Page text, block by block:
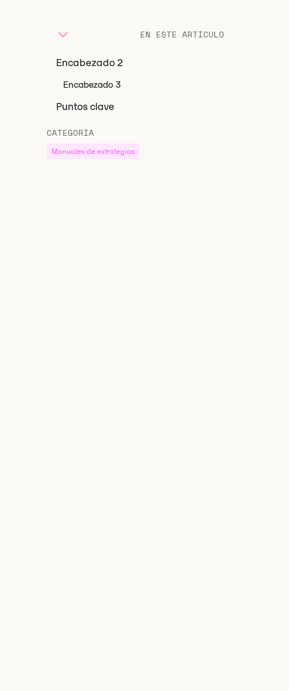
EN ESTE ARTÍCULO
Encabezado 2
Encabezado 3
Puntos clave
CATEGORÍA
Manuales de estrategias